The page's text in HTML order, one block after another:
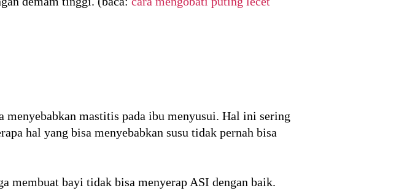
mastitis pada ibu menyusui. Hal ini sering
hal yang bisa menyebabkan susu tidak pernah bisa
membuat bayi tidak bisa menyerap ASI dengan baik.